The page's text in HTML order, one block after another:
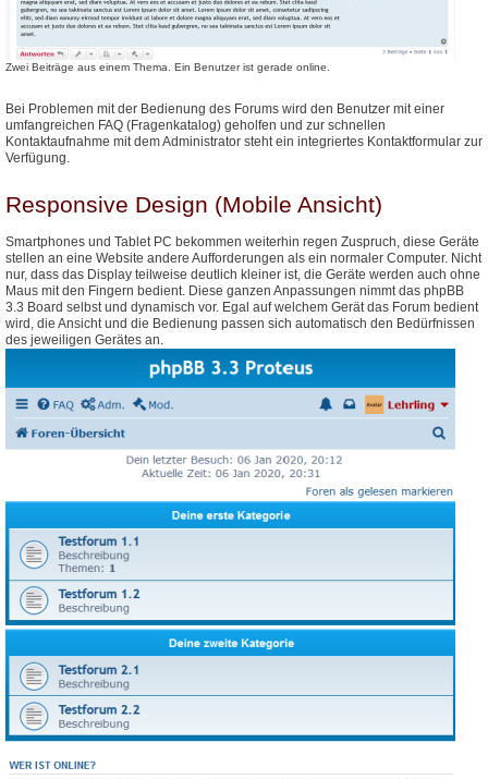
Zwei Beiträge aus einem Thema. Ein Benutzer ist gerade online.
Bei Problemen mit der Bedienung des Forums wird den Benutzer mit einer
umfangreichen FAQ (Fragenkatalog) geholfen und zur schnellen
Kontaktaufnahme mit dem Administrator steht ein integriertes Kontaktformular zur
Verfügung.
Responsive Design (Mobile Ansicht)
Smartphones und Tablet PC bekommen weiterhin regen Zuspruch, diese Geräte
stellen an eine Website andere Aufforderungen als ein normaler Computer. Nicht
nur, dass das Display teilweise deutlich kleiner ist, die Geräte werden auch ohne
Maus mit den Fingern bedient. Diese ganzen Anpassungen nimmt das phpBB
3.3 Board selbst und dynamisch vor. Egal auf welchem Gerät das Forum bedient
wird, die Ansicht und die Bedienung passen sich automatisch den Bedürfnissen
des jeweiligen Gerätes an.